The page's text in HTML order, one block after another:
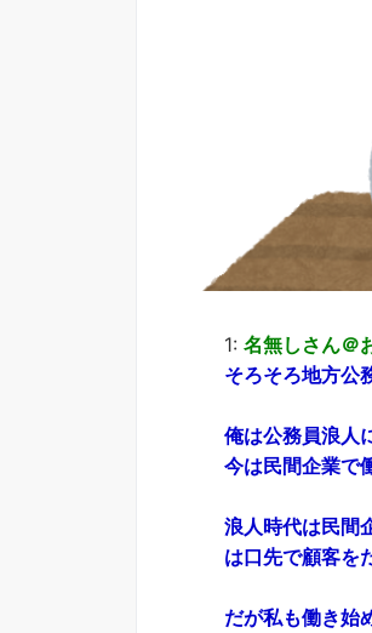
1: 名無しさん＠
そろそろ地方公
俺は公務員浪人
今は民間企業で
浪人時代は民間
は口先で顧客を
だが私も働き始